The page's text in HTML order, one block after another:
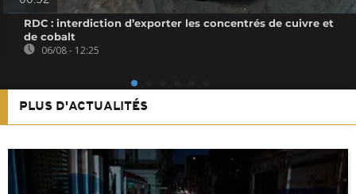
RDC : interdiction d’exporter les concentrés de cuivre et
de cobalt
06/08 - 12:25
PLUS D'ACTUALITÉS